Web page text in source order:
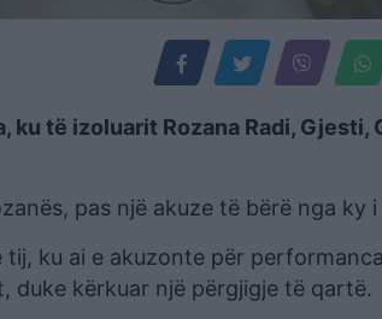
të izoluarit Rozana Radi, Gjesti,
pas një akuze të bërë nga ky
ku ai e akuzonte për performanca
duke kërkuar një përgjigje të qartë.